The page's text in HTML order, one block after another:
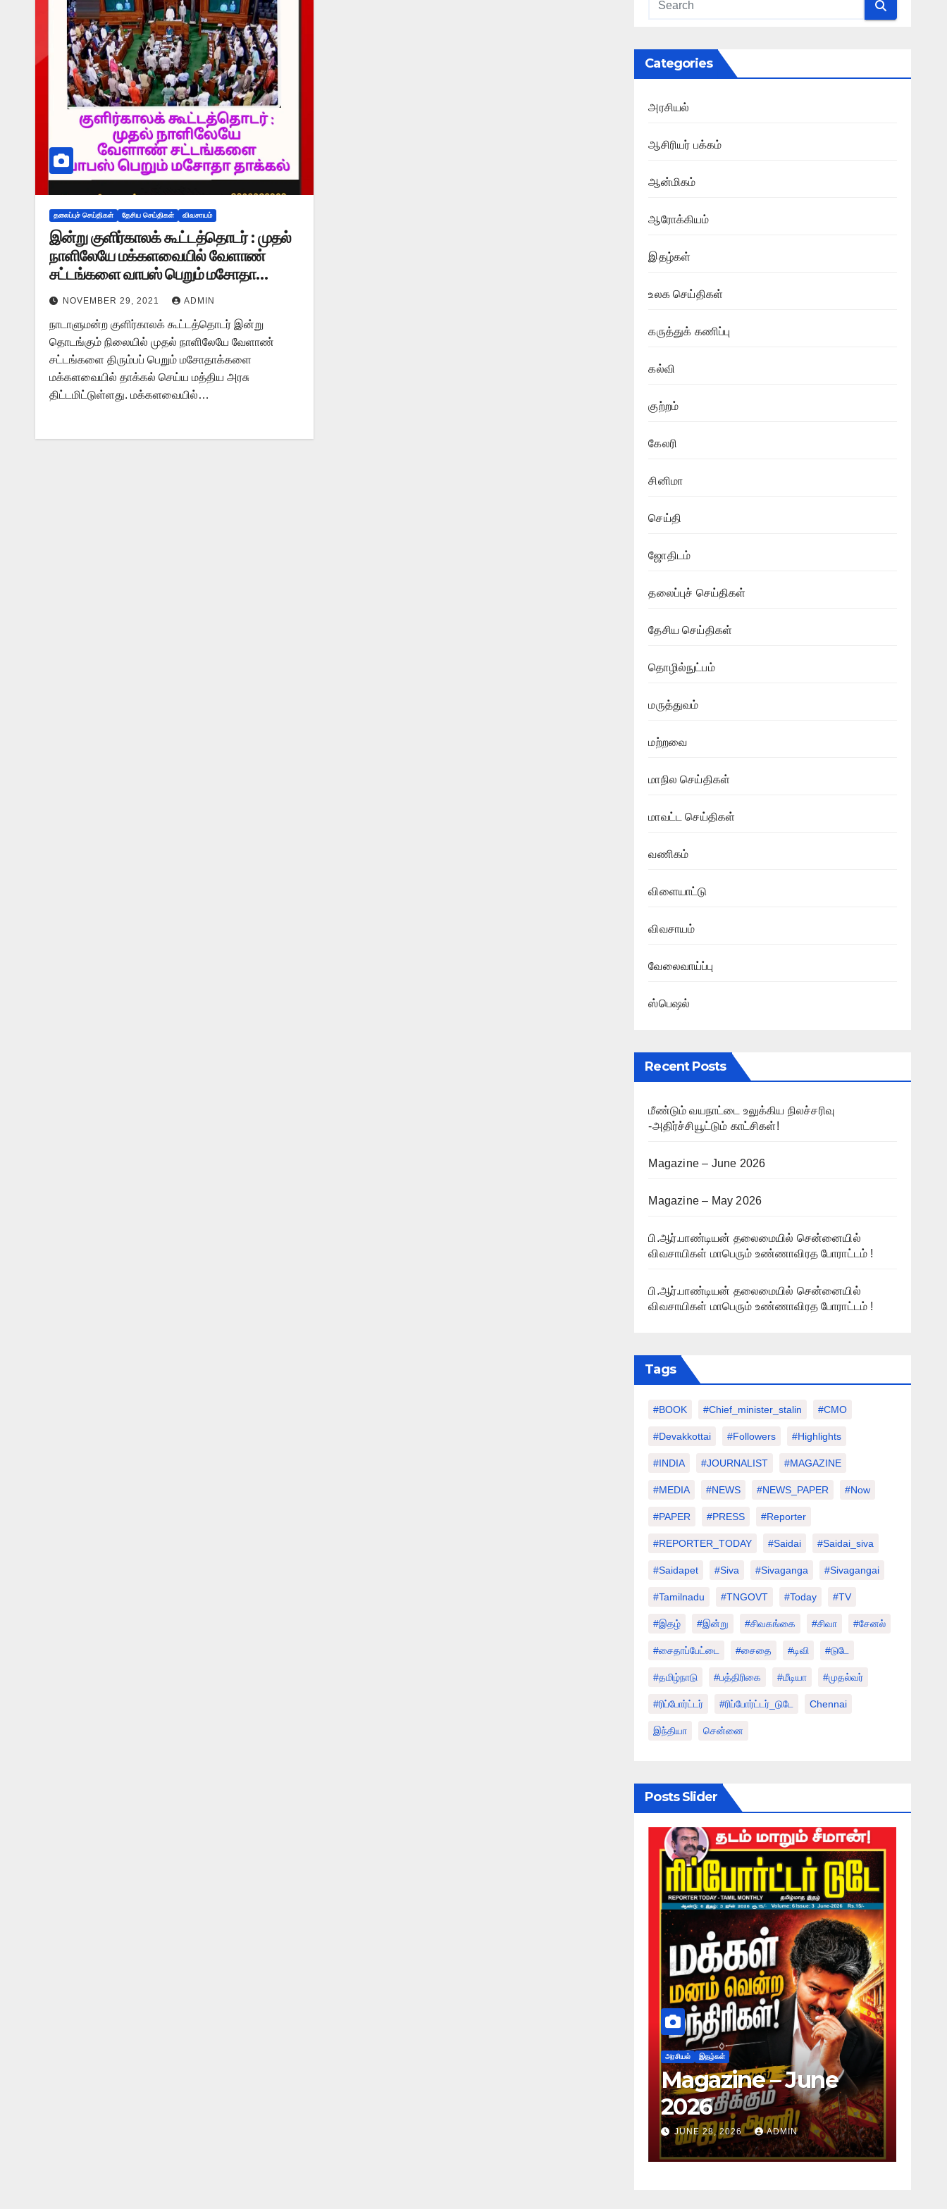
தலைப்புச் செய்திகள் தேசிய செய்திகள் விவசாயம்
இன்று குளிர்காலக் கூட்டத்தொடர் : முதல்
நாளிலேயே மக்களவையில் வேளாண்
சட்டங்களை வாபஸ் பெறும் மசோதா
தாக்கல்
NOVEMBER 29, 2021 ADMIN
நாடாளுமன்ற குளிர்காலக் கூட்டத்தொடர் இன்று
தொடங்கும் நிலையில் முதல் நாளிலேயே வேளாண்
சட்டங்களை திரும்பப் பெறும் மசோதாக்களை
மக்களவையில் தாக்கல் செய்ய மத்திய அரசு
திட்டமிட்டுள்ளது. மக்களவையில்…
Categories
அரசியல்
ஆசிரியர் பக்கம்
ஆன்மிகம்
ஆரோக்கியம்
இதழ்கள்
உலக செய்திகள்
கருத்துக் கணிப்பு
கல்வி
குற்றம்
கேலரி
சினிமா
செய்தி
ஜோதிடம்
தலைப்புச் செய்திகள்
தேசிய செய்திகள்
தொழில்நுட்பம்
மருத்துவம்
மற்றவை
மாநில செய்திகள்
மாவட்ட செய்திகள்
வணிகம்
விளையாட்டு
விவசாயம்
வேலைவாய்ப்பு
ஸ்பெஷல்
Recent Posts
மீண்டும் வயநாட்டை உலுக்கிய நிலச்சரிவு
-அதிர்ச்சியூட்டும் காட்சிகள்!
Magazine – June 2026
Magazine – May 2026
பி.ஆர்.பாண்டியன் தலைமையில் சென்னையில்
விவசாயிகள் மாபெரும் உண்ணாவிரத போராட்டம் !
பி.ஆர்.பாண்டியன் தலைமையில் சென்னையில்
விவசாயிகள் மாபெரும் உண்ணாவிரத போராட்டம் !
Tags
#BOOK #chief_minister_stalin #CMO
#devakkottai #followers #highlights
#INDIA #JOURNALIST #MAGAZINE
#MEDIA #NEWS #NEWS_PAPER #Now
#PAPER #PRESS #Reporter
#REPORTER_TODAY #saidai #saidai_siva
#saidapet #Siva #Sivaganga #sivagangai
#tamilnadu #TNGOVT #today #TV
#இதழ் #இன்று #சிவகங்கை #சிவா #சேனல்
#சைதாப்பேட்டை #சைதை #டிவி #டுடே
#தமிழ்நாடு #பத்திரிகை #மீடியா #முதல்வர்
#ரிப்போர்ட்டர் #ரிப்போர்ட்டர்_டுடே Chennai
இந்தியா சென்னை
Posts Slider
அரசியல் இதழ்கள்
Magazine – June
2026
JUNE 28, 2026 ADMIN